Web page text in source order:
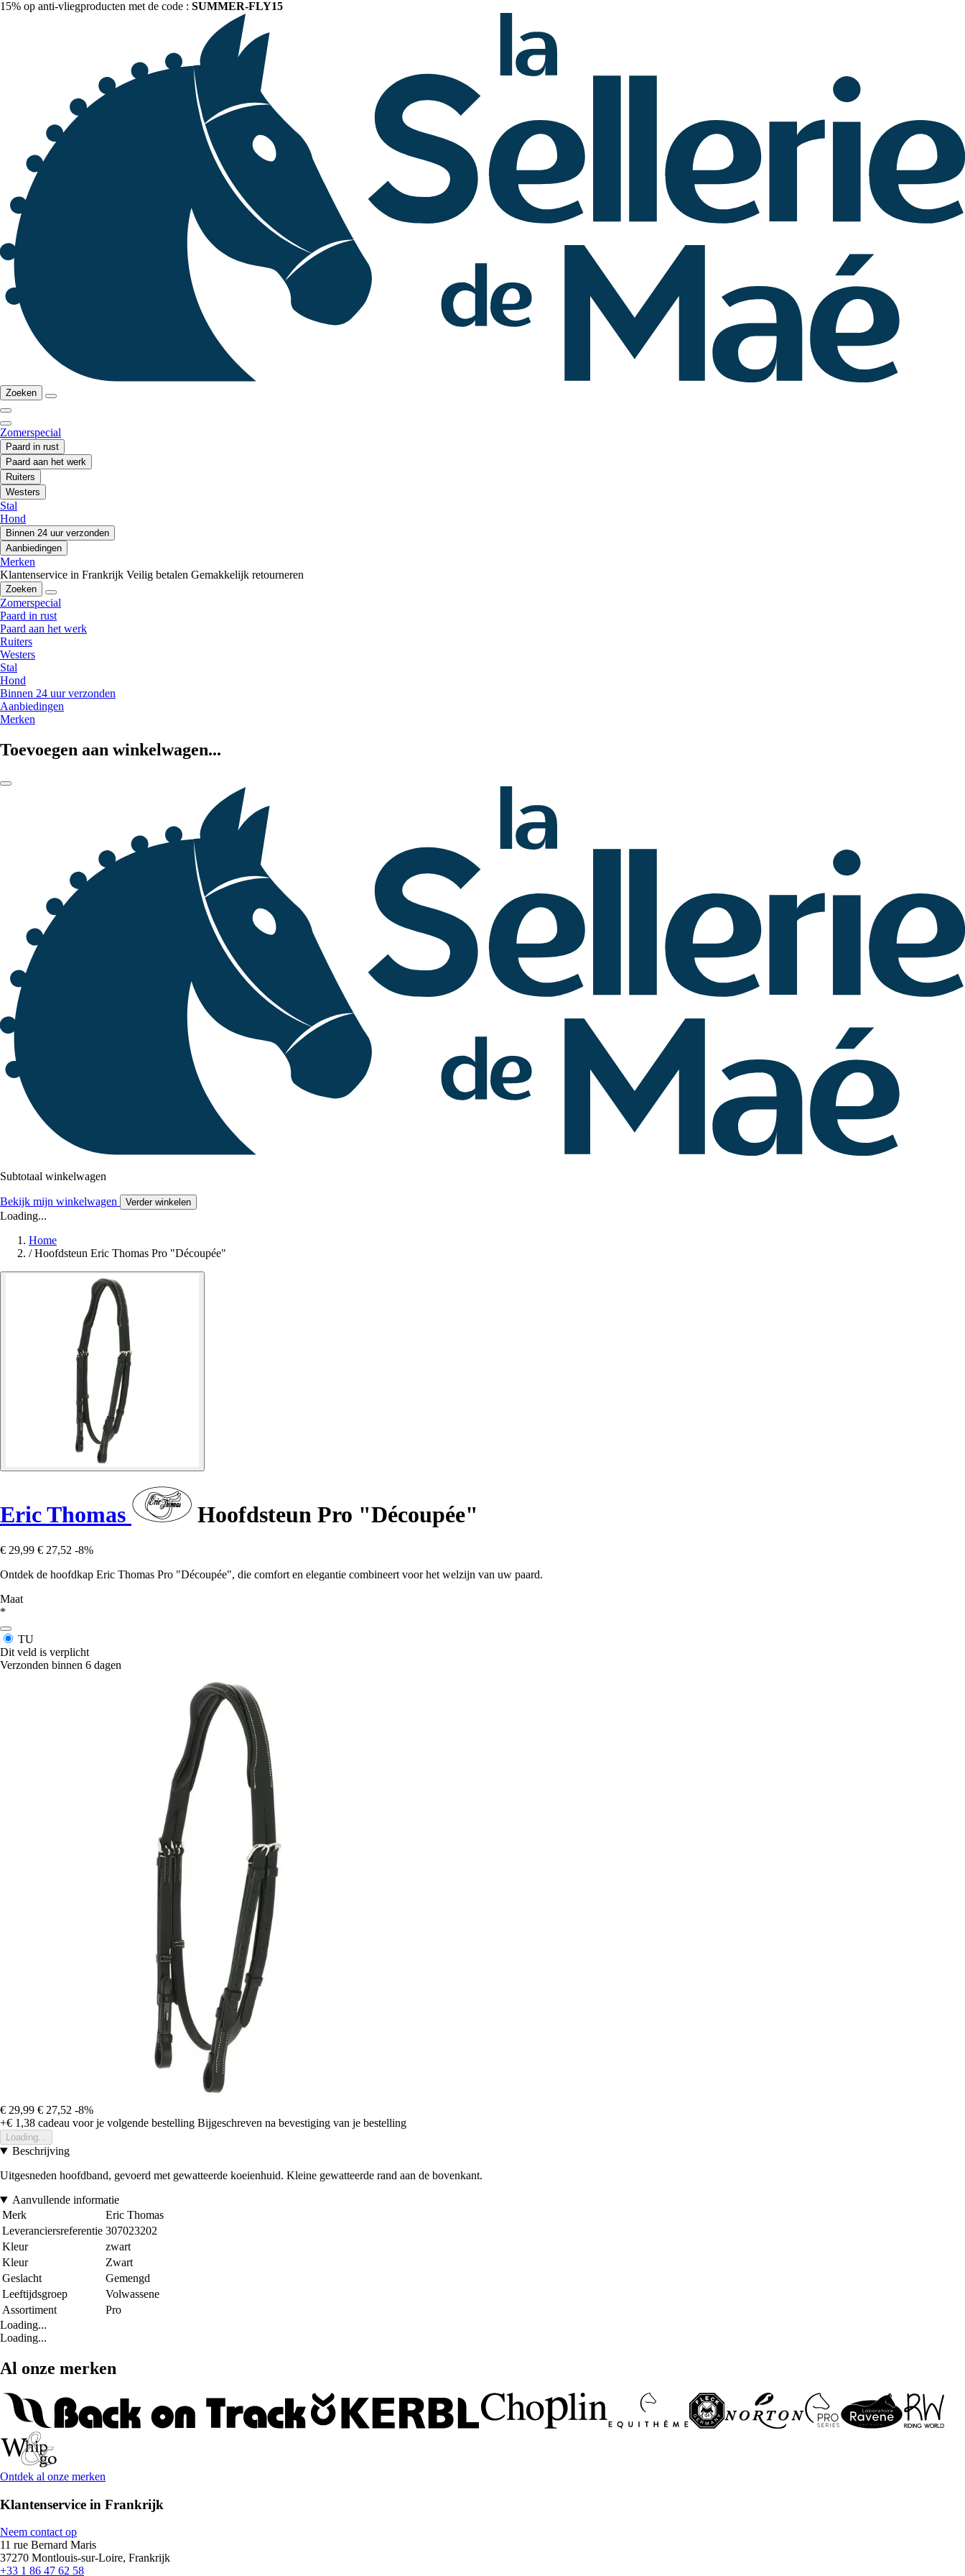
15% op anti-vliegproducten met de code : SUMMER-FLY15
Zoeken
Zomerspecial
Paard in rust
Paard aan het werk
Ruiters
Westers
Stal
Hond
Binnen 24 uur verzonden
Aanbiedingen
Merken
Klantenservice in Frankrijk Veilig betalen Gemakkelijk retourneren
Zoeken
Zomerspecial
Paard in rust
Paard aan het werk
Ruiters
Westers
Stal
Hond
Binnen 24 uur verzonden
Aanbiedingen
Merken
Toevoegen aan winkelwagen...
Subtotaal winkelwagen
Bekijk mijn winkelwagen Verder winkelen
Loading...
Home
/ Hoofdsteun Eric Thomas Pro "Découpée"
Eric Thomas Hoofdsteun Pro "Découpée"
€ 29,99 € 27,52 -8%
Ontdek de hoofdkap Eric Thomas Pro "Découpée", die comfort en elegantie combineert voor het welzijn van uw paard.
Maat
*
TU
Dit veld is verplicht
Verzonden binnen 6 dagen
€ 29,99 € 27,52 -8%
+€ 1,38 cadeau voor je volgende bestelling Bijgeschreven na bevestiging van je bestelling
Loading...
Beschrijving
Uitgesneden hoofdband, gevoerd met gewatteerde koeienhuid. Kleine gewatteerde rand aan de bovenkant.
Aanvullende informatie
Merk
Eric Thomas
Leveranciersreferentie 307023202
Kleur
zwart
Kleur
Zwart
Geslacht
Gemengd
Leeftijdsgroep
Volwassene
Assortiment
Pro
Loading...
Loading...
Al onze merken
Ontdek al onze merken
Klantenservice in Frankrijk
Neem contact op
11 rue Bernard Maris
37270 Montlouis-sur-Loire, Frankrijk
+33 1 86 47 62 58